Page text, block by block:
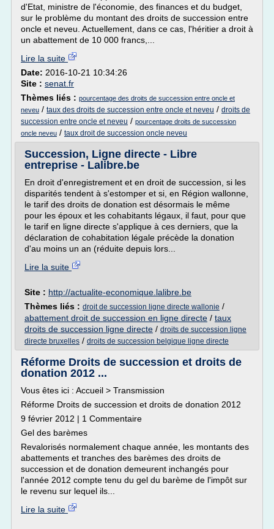
d'Etat, ministre de l'économie, des finances et du budget,
sur le problème du montant des droits de succession entre
oncle et neveu. Actuellement, dans ce cas, l'héritier a droit à
un abattement de 10 000 francs,...
Lire la suite
Date: 2016-10-21 10:34:26
Site : senat.fr
Thèmes liés : pourcentage des droits de succession entre oncle et
neveu / taux des droits de succession entre oncle et neveu / droits de
succession entre oncle et neveu / pourcentage droits de succession
oncle neveu / taux droit de succession oncle neveu
Succession, Ligne directe - Libre
entreprise - Lalibre.be
En droit d'enregistrement et en droit de succession, si les
disparités tendent à s'estomper et si, en Région wallonne,
le tarif des droits de donation est désormais le même
pour les époux et les cohabitants légaux, il faut, pour que
le tarif en ligne directe s'applique à ces derniers, que la
déclaration de cohabitation légale précède la donation
d'au moins un an (réduite depuis lors...
Lire la suite
Site : http://actualite-economique.lalibre.be
Thèmes liés : droit de succession ligne directe wallonie /
abattement droit de succession en ligne directe / taux
droits de succession ligne directe / droits de succession ligne
directe bruxelles / droits de succession belgique ligne directe
Réforme Droits de succession et droits de
donation 2012 ...
Vous êtes ici : Accueil > Transmission
Réforme Droits de succession et droits de donation 2012
9 février 2012 | 1 Commentaire
Gel des barèmes
Revalorisés normalement chaque année, les montants des
abattements et tranches des barèmes des droits de
succession et de donation demeurent inchangés pour
l'année 2012 compte tenu du gel du barème de l'impôt sur
le revenu sur lequel ils...
Lire la suite